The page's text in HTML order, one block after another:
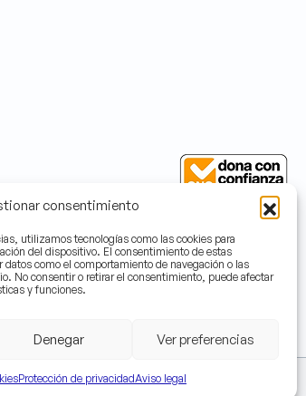
consentimiento
utilizamos tecnologías como las cookies para
del dispositivo. El consentimiento de estas
como el comportamiento de navegación o las
No consentir o retirar el consentimiento, puede afectar
y funciones.
Denegar Ver preferencias
Protección de privacidadAviso legal
Donar ahora